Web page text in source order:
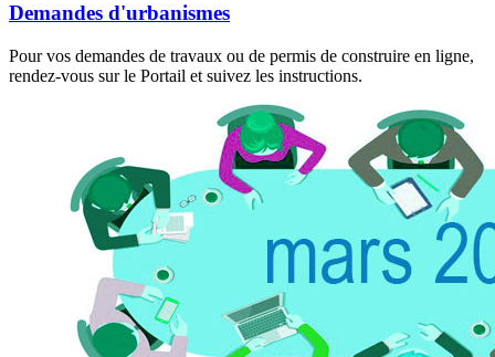
Demandes d'urbanismes
Pour vos demandes de travaux ou de permis de construire en ligne,
rendez-vous sur le Portail et suivez les instructions.